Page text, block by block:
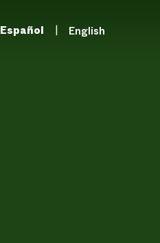
Español English